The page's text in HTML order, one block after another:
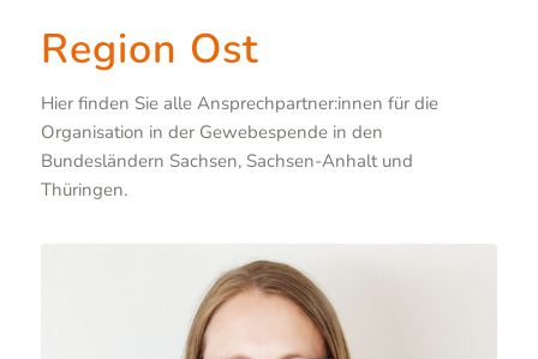
Region Ost
Hier finden Sie alle Ansprechpartner:innen für die
Organisation in der Gewebespende in den
Bundesländern Sachsen, Sachsen-Anhalt und
Thüringen.